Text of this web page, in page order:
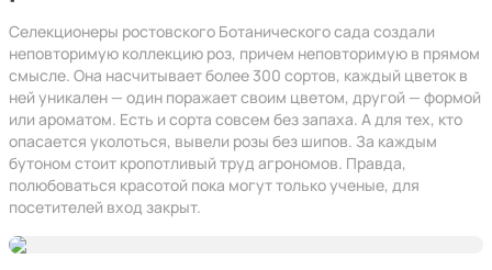
Селекционеры ростовского Ботанического сада создали
неповторимую коллекцию роз, причем неповторимую в прямом
смысле. Она насчитывает более 300 сортов, каждый цветок в
ней уникален — один поражает своим цветом, другой — формой
или ароматом. Есть и сорта совсем без запаха. А для тех, кто
опасается уколоться, вывели розы без шипов. За каждым
бутоном стоит кропотливый труд агрономов. Правда,
полюбоваться красотой пока могут только ученые, для
посетителей вход закрыт.